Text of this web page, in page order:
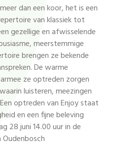
dan een koor, het is een
van klassiek tot
gezellige en afwisselende
meerstemmige
brengen ze bekende
De warme
ze optreden zorgen
luisteren, meezingen
optreden van Enjoy staat
en een fijne beleving
28 juni 14.00 uur in de